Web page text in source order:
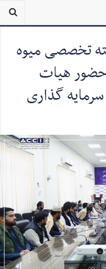
تخصصی میوه
هیات
گذاری